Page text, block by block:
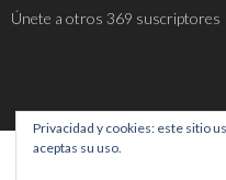
Únete a otros 369 suscriptores
Privacidad y cookies: este sitio
aceptas su uso.